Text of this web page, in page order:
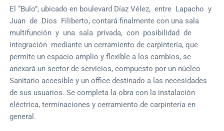
El “Bulo”, ubicado en boulevard Díaz Vélez, entre Lapacho y
Juan de Dios Filiberto, contará finalmente con una sala
multifunción y una sala privada, con posibilidad de
integración mediante un cerramiento de carpintería, que
permite un espacio amplio y flexible a los cambios, se
anexará un sector de servicios, compuesto por un núcleo
Sanitario accesible y un office destinado a las necesidades
de sus usuarios. Se completa la obra con la instalación
eléctrica, terminaciones y cerramiento de carpintería en
general.